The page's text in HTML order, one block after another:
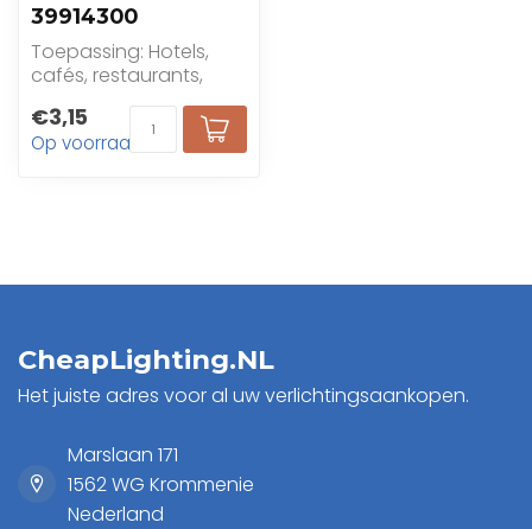
39914300
Toepassing: Hotels,
cafés, restaurants,
winkels, woningen
€3,15
Op voorraad
CheapLighting.NL
Het juiste adres voor al uw verlichtingsaankopen.
Marslaan 171
1562 WG Krommenie
Nederland